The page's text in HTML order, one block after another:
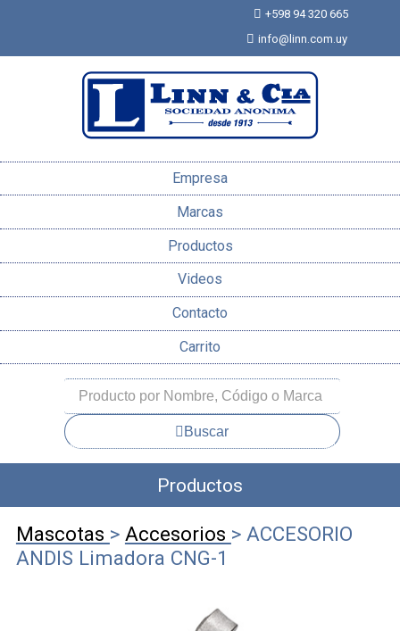
+598 94 320 665
info@linn.com.uy
Empresa
Marcas
Productos
Videos
Contacto
Carrito
Buscar
Productos
Mascotas > Accesorios > ACCESORIO
ANDIS Limadora CNG-1